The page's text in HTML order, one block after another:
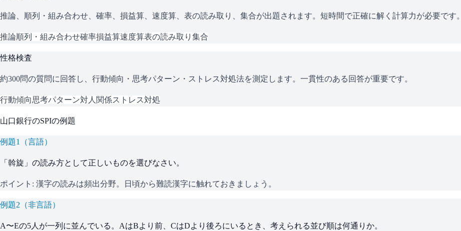
推論、順列・組み合わせ、確率、損益算、速度算、表の読み取り、集合が出題されます。短時間で正確に解く計算力が必要です。
推論順列・組み合わせ確率損益算速度算表の読み取り 集合
性格検査
約300問の質問に回答し、行動傾向・思考パターン・ストレス対処法を測定します。一貫性のある回答が重要です。
行動傾向思考パターン対人関係ストレス対処
山口銀行のSPIの例題
例題1 （言語）
「斡旋」の読み方として正しいものを選びなさい。
ポイント: 漢字の読みは頻出分野。日頃から難読漢字に触れておきましょう。
例題2 （非言語）
A〜Eの5人が一列に並んでいる。AはBより前、CはDより後ろにいるとき、考えられる並び順は何通りか。